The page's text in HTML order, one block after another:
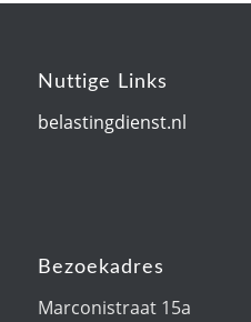
Nuttige Links
belastingdienst.nl
Bezoekadres
Marconistraat 15a